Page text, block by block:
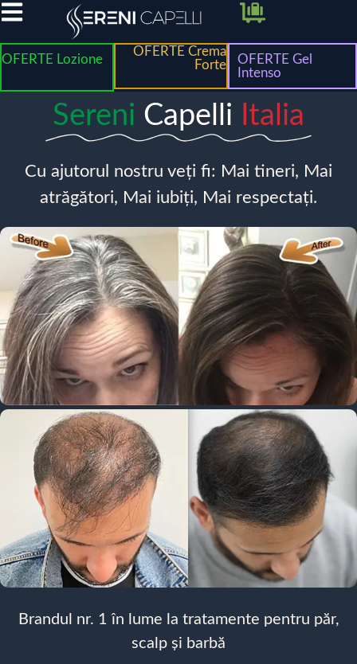
OFERTE Lozione
OFERTE Crema
Forte
OFERTE Gel
Intenso
Sereni Capelli Italia
Cu ajutorul nostru veți fi: Mai tineri, Mai
atrăgători, Mai iubiți, Mai respectați.
Brandul nr. 1 în lume la tratamente pentru păr,
scalp și barbă